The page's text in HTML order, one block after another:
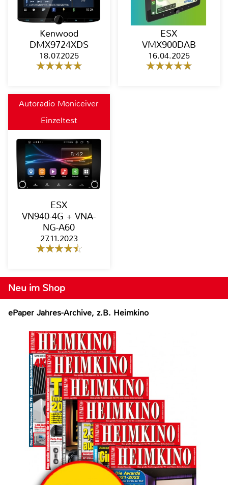
Kenwood
DMX9724XDS
18.07.2025
ESX
VMX900DAB
16.04.2025
Autoradio Moniceiver
Einzeltest
ESX
VN940-4G + VNA-
NG-A60
27.11.2023
Neu im Shop
ePaper Jahres-Archive, z.B. Heimkino